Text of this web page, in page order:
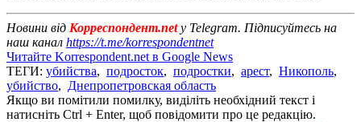
Новини від Корреспондент.netу Telegram. Підписуйтесь на
наш канал https://t.me/korrespondentnet
Читайте Korrespondent.net в Google News
ТЕГИ: убийства, подросток, подростки, арест, Никополь,
убийство, Днепропетровская область
Якщо ви помітили помилку, виділіть необхідний текст і
натисніть Ctrl + Enter, щоб повідомити про це редакцію.